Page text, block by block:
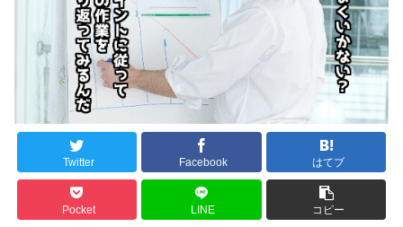
Twitter Facebook はてブ
Pocket LINE コピー